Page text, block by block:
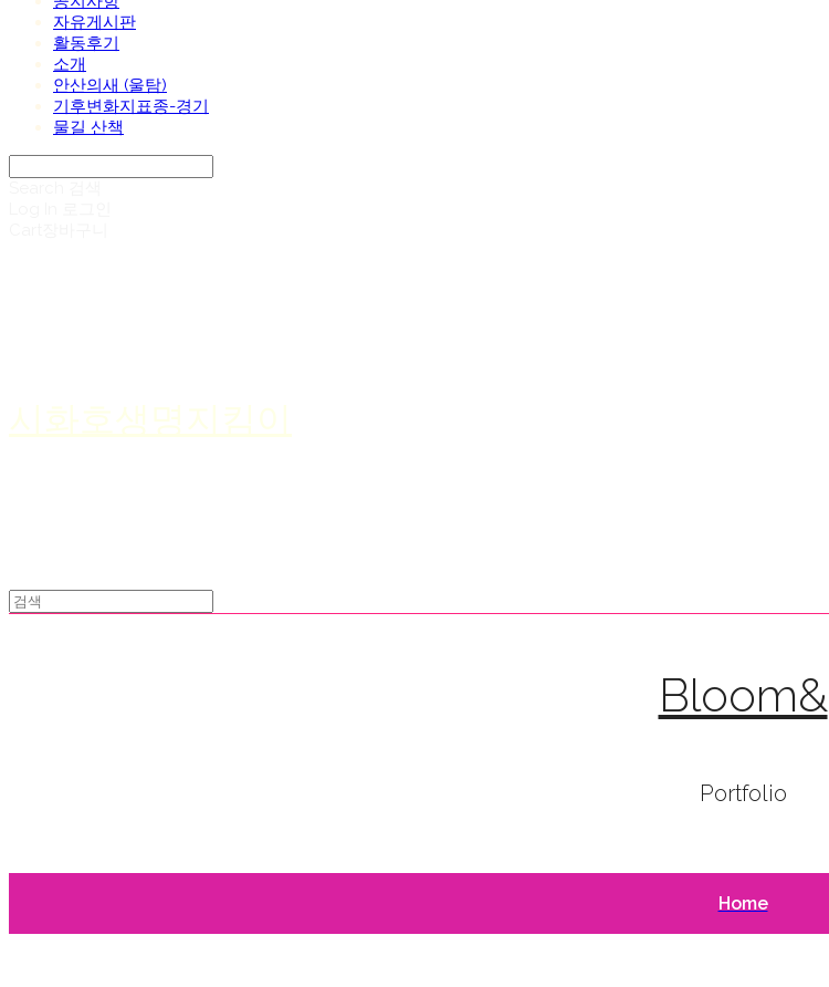
자유게시판
활동후기
소개
안산의새 (울탐)
기후변화지표종-경기
물길 산책
시화호생명지킴이
Bloom&
Portfolio
Home